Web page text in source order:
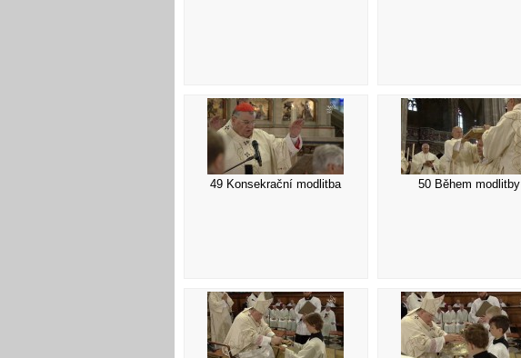
49 Konsekrační modlitba 50 Během modlitby